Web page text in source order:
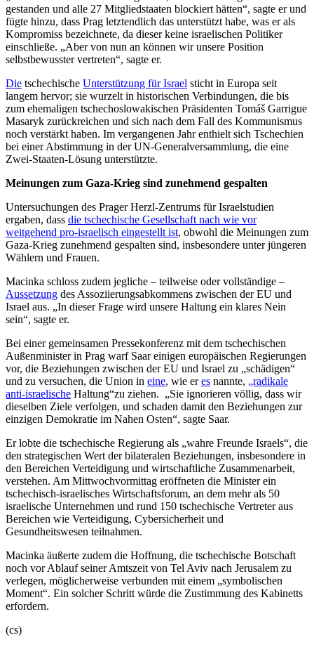
gestanden und alle 27 Mitgliedstaaten blockiert hätten“, sagte er und
fügte hinzu, dass Prag letztendlich das unterstützt habe, was er als
Kompromiss bezeichnete, da dieser keine israelischen Politiker
einschließe. „Aber von nun an können wir unsere Position
selbstbewusster vertreten“, sagte er.
Die tschechische Unterstützung für Israel sticht in Europa seit
langem hervor; sie wurzelt in historischen Verbindungen, die bis
zum ehemaligen tschechoslowakischen Präsidenten Tomáš Garrigue
Masaryk zurückreichen und sich nach dem Fall des Kommunismus
noch verstärkt haben. Im vergangenen Jahr enthielt sich Tschechien
bei einer Abstimmung in der UN-Generalversammlung, die eine
Zwei-Staaten-Lösung unterstützte.
Meinungen zum Gaza-Krieg sind zunehmend gespalten
Untersuchungen des Prager Herzl-Zentrums für Israelstudien
ergaben, dass die tschechische Gesellschaft nach wie vor
weitgehend pro-israelisch eingestellt ist, obwohl die Meinungen zum
Gaza-Krieg zunehmend gespalten sind, insbesondere unter jüngeren
Wählern und Frauen.
Macinka schloss zudem jegliche – teilweise oder vollständige –
Aussetzung des Assoziierungsabkommens zwischen der EU und
Israel aus. „In dieser Frage wird unsere Haltung ein klares Nein
sein“, sagte er.
Bei einer gemeinsamen Pressekonferenz mit dem tschechischen
Außenminister in Prag warf Saar einigen europäischen Regierungen
vor, die Beziehungen zwischen der EU und Israel zu „schädigen“
und zu versuchen, die Union in eine, wie eres nannte, „radikale
anti-israelische Haltung“zu ziehen. „Sie ignorieren völlig, dass wir
dieselben Ziele verfolgen, und schaden damit den Beziehungen zur
einzigen Demokratie im Nahen Osten“, sagte Saar.
Er lobte die tschechische Regierung als „wahre Freunde Israels“, die
den strategischen Wert der bilateralen Beziehungen, insbesondere in
den Bereichen Verteidigung und wirtschaftliche Zusammenarbeit,
verstehen. Am Mittwochvormittag eröffneten die Minister ein
tschechisch-israelisches Wirtschaftsforum, an dem mehr als 50
israelische Unternehmen und rund 150 tschechische Vertreter aus
Bereichen wie Verteidigung, Cybersicherheit und
Gesundheitswesen teilnahmen.
Macinka äußerte zudem die Hoffnung, die tschechische Botschaft
noch vor Ablauf seiner Amtszeit von Tel Aviv nach Jerusalem zu
verlegen, möglicherweise verbunden mit einem „symbolischen
Moment“. Ein solcher Schritt würde die Zustimmung des Kabinetts
erfordern.
(cs)